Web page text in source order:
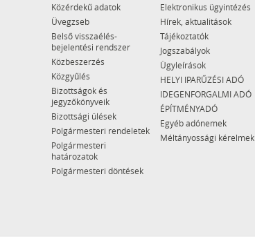
Közérdekű adatok
Üvegzseb
Belső visszaélés-
bejelentési rendszer
Közbeszerzés
Közgyűlés
Bizottságok és
jegyzőkönyveik
Bizottsági ülések
Polgármesteri rendeletek
Polgármesteri
határozatok
Polgármesteri döntések
Elektronikus ügyintézés
Hírek, aktualitások
Tájékoztatók
Jogszabályok
Ügyleírások
HELYI IPARŰZÉSI ADÓ
IDEGENFORGALMI ADÓ
ÉPÍTMÉNYADÓ
Egyéb adónemek
Méltányossági kérelmek